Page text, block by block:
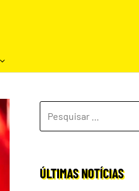
POR:
ÚLTIMAS NOTÍCIAS